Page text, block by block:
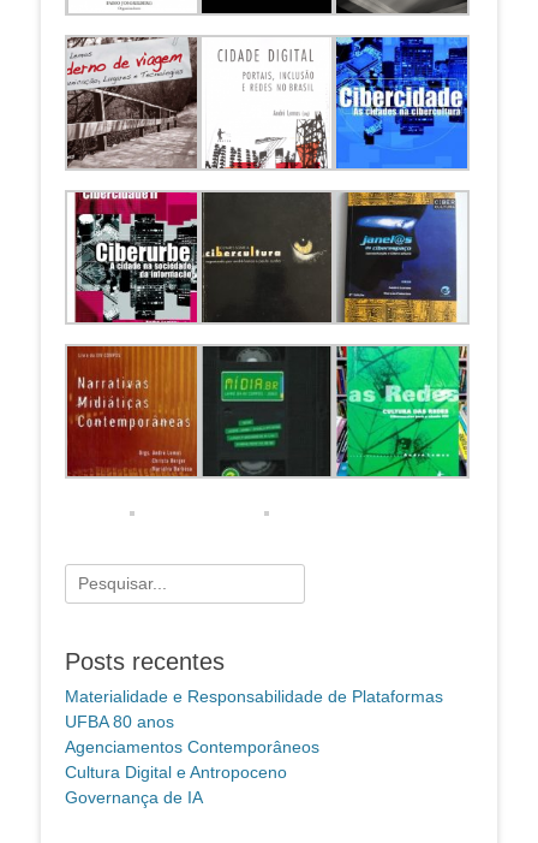
Pesquisar
por:
Posts recentes
Materialidade e Responsabilidade de Plataformas
UFBA 80 anos
Agenciamentos Contemporâneos
Cultura Digital e Antropoceno
Governança de IA